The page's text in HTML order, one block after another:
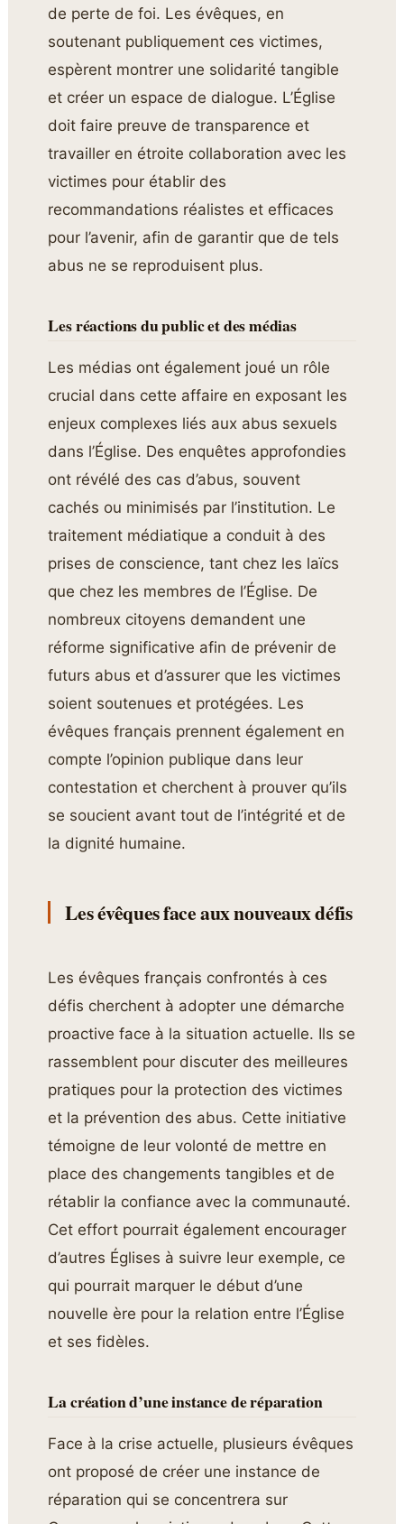
de perte de foi. Les évêques, en
soutenant publiquement ces victimes,
espèrent montrer une solidarité tangible
et créer un espace de dialogue. L’Église
doit faire preuve de transparence et
travailler en étroite collaboration avec les
victimes pour établir des
recommandations réalistes et efficaces
pour l’avenir, afin de garantir que de tels
abus ne se reproduisent plus.
Les réactions du public et des médias
Les médias ont également joué un rôle
crucial dans cette affaire en exposant les
enjeux complexes liés aux abus sexuels
dans l’Église. Des enquêtes approfondies
ont révélé des cas d’abus, souvent
cachés ou minimisés par l’institution. Le
traitement médiatique a conduit à des
prises de conscience, tant chez les laïcs
que chez les membres de l’Église. De
nombreux citoyens demandent une
réforme significative afin de prévenir de
futurs abus et d’assurer que les victimes
soient soutenues et protégées. Les
évêques français prennent également en
compte l’opinion publique dans leur
contestation et cherchent à prouver qu’ils
se soucient avant tout de l’intégrité et de
la dignité humaine.
Les évêques face aux nouveaux défis
Les évêques français confrontés à ces
défis cherchent à adopter une démarche
proactive face à la situation actuelle. Ils se
rassemblent pour discuter des meilleures
pratiques pour la protection des victimes
et la prévention des abus. Cette initiative
témoigne de leur volonté de mettre en
place des changements tangibles et de
rétablir la confiance avec la communauté.
Cet effort pourrait également encourager
d’autres Églises à suivre leur exemple, ce
qui pourrait marquer le début d’une
nouvelle ère pour la relation entre l’Église
et ses fidèles.
La création d’une instance de réparation
Face à la crise actuelle, plusieurs évêques
ont proposé de créer une instance de
réparation qui se concentrera sur